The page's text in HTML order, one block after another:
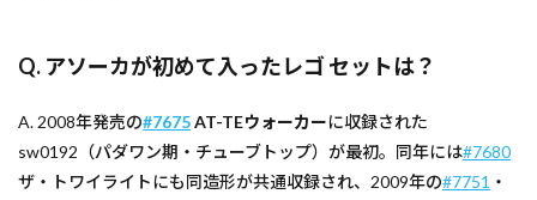
Q. アソーカが初めて入ったレゴ セットは？
A. 2008年発売の#7675AT-TEウォーカーに収録された
sw0192（パダワン期・チューブトップ）が最初。同年には#7680
ザ・トワイライトにも同造形が共通収録され、2009年の#7751 ・